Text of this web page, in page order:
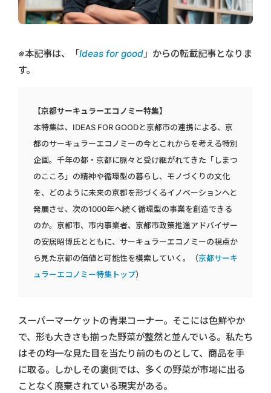
※本記事は、「Ideas for good」からの転載記事となりま
す。
【京都サーキュラーエコノミー特集】
本特集は、IDEAS FOR GOODと京都市の連携による、京
都のサーキュラーエコノミーの今とこれからを考える特別
企画。千年の都・京都に脈々と受け継がれてきた「しまつ
のこころ」の精神や循環型の暮らし、モノづくりの文化
を、どのように未来の京都を形づくるイノベーションへと
発展させ、次の1000年へ続く循環型の事業を創造できる
のか。京都市、市内事業者、京都市政策推進アドバイザー
の安居昭博氏とともに、サーキュラーエコノミーの視点か
ら見た京都の価値と可能性を模索していく。（京都サーキ
ュラーエコノミー特集トップ）
スーパーマーケットの青果コーナー。そこには色鮮やか
で、形も大きさも揃った野菜が整然と並んでいる。私たち
はその均一な見た目を当たり前のものとして、商品を手
に取る。しかしその裏側では、多くの野菜が市場に出る
ことなく廃棄されている現実がある。